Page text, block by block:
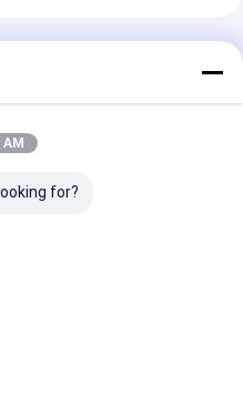
AM
for?